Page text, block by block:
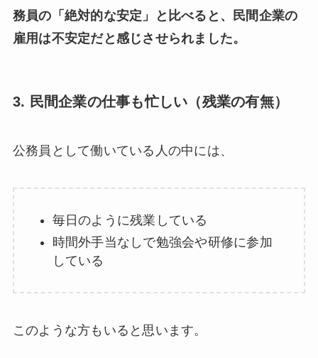
務員の「絶対的な安定」と比べると、民間企業の
雇用は不安定だと感じさせられました。
3. 民間企業の仕事も忙しい（残業の有無）
公務員として働いている人の中には、
毎日のように残業している
時間外手当なしで勉強会や研修に参加
している
このような方もいると思います。